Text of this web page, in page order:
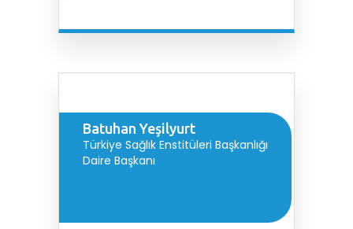
Batuhan Yeşilyurt
Türkiye Sağlık Enstitüleri Başkanlığı
Daire Başkanı